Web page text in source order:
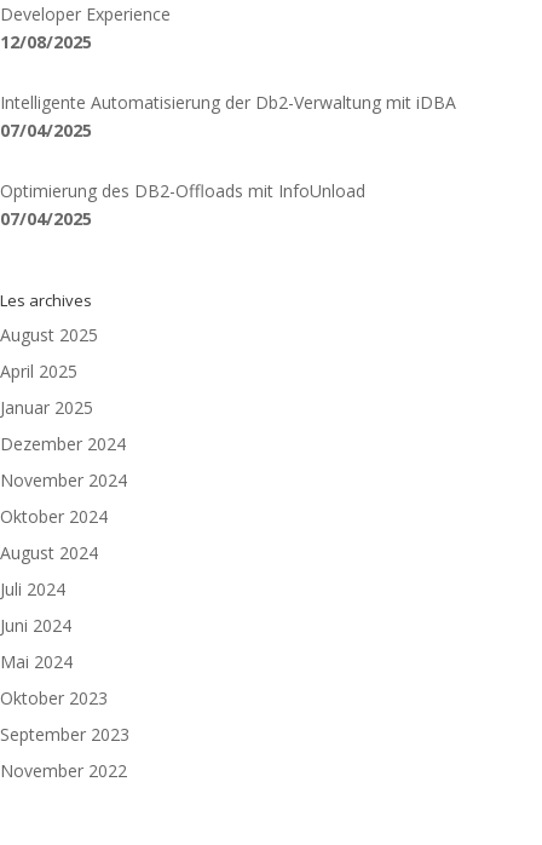
Developer Experience
12/08/2025
Intelligente Automatisierung der Db2-Verwaltung mit iDBA
07/04/2025
Optimierung des DB2-Offloads mit InfoUnload
07/04/2025
Les archives
August 2025
April 2025
Januar 2025
Dezember 2024
November 2024
Oktober 2024
August 2024
Juli 2024
Juni 2024
Mai 2024
Oktober 2023
September 2023
November 2022